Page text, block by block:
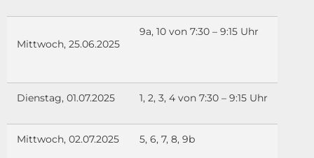
Mittwoch, 25.06.2025
9a, 10 von 7:30 – 9:15 Uhr
Dienstag, 01.07.2025 1, 2, 3, 4 von 7:30 – 9:15 Uhr
Mittwoch, 02.07.2025 5, 6, 7, 8, 9b